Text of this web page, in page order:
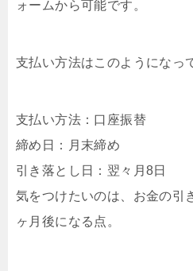
ォームから可能です。
支払い方法はこのようになっ
支払い方法：口座振替
締め日：月末締め
引き落とし日：翌々月8日
気をつけたいのは、お金の引
ヶ月後になる点。